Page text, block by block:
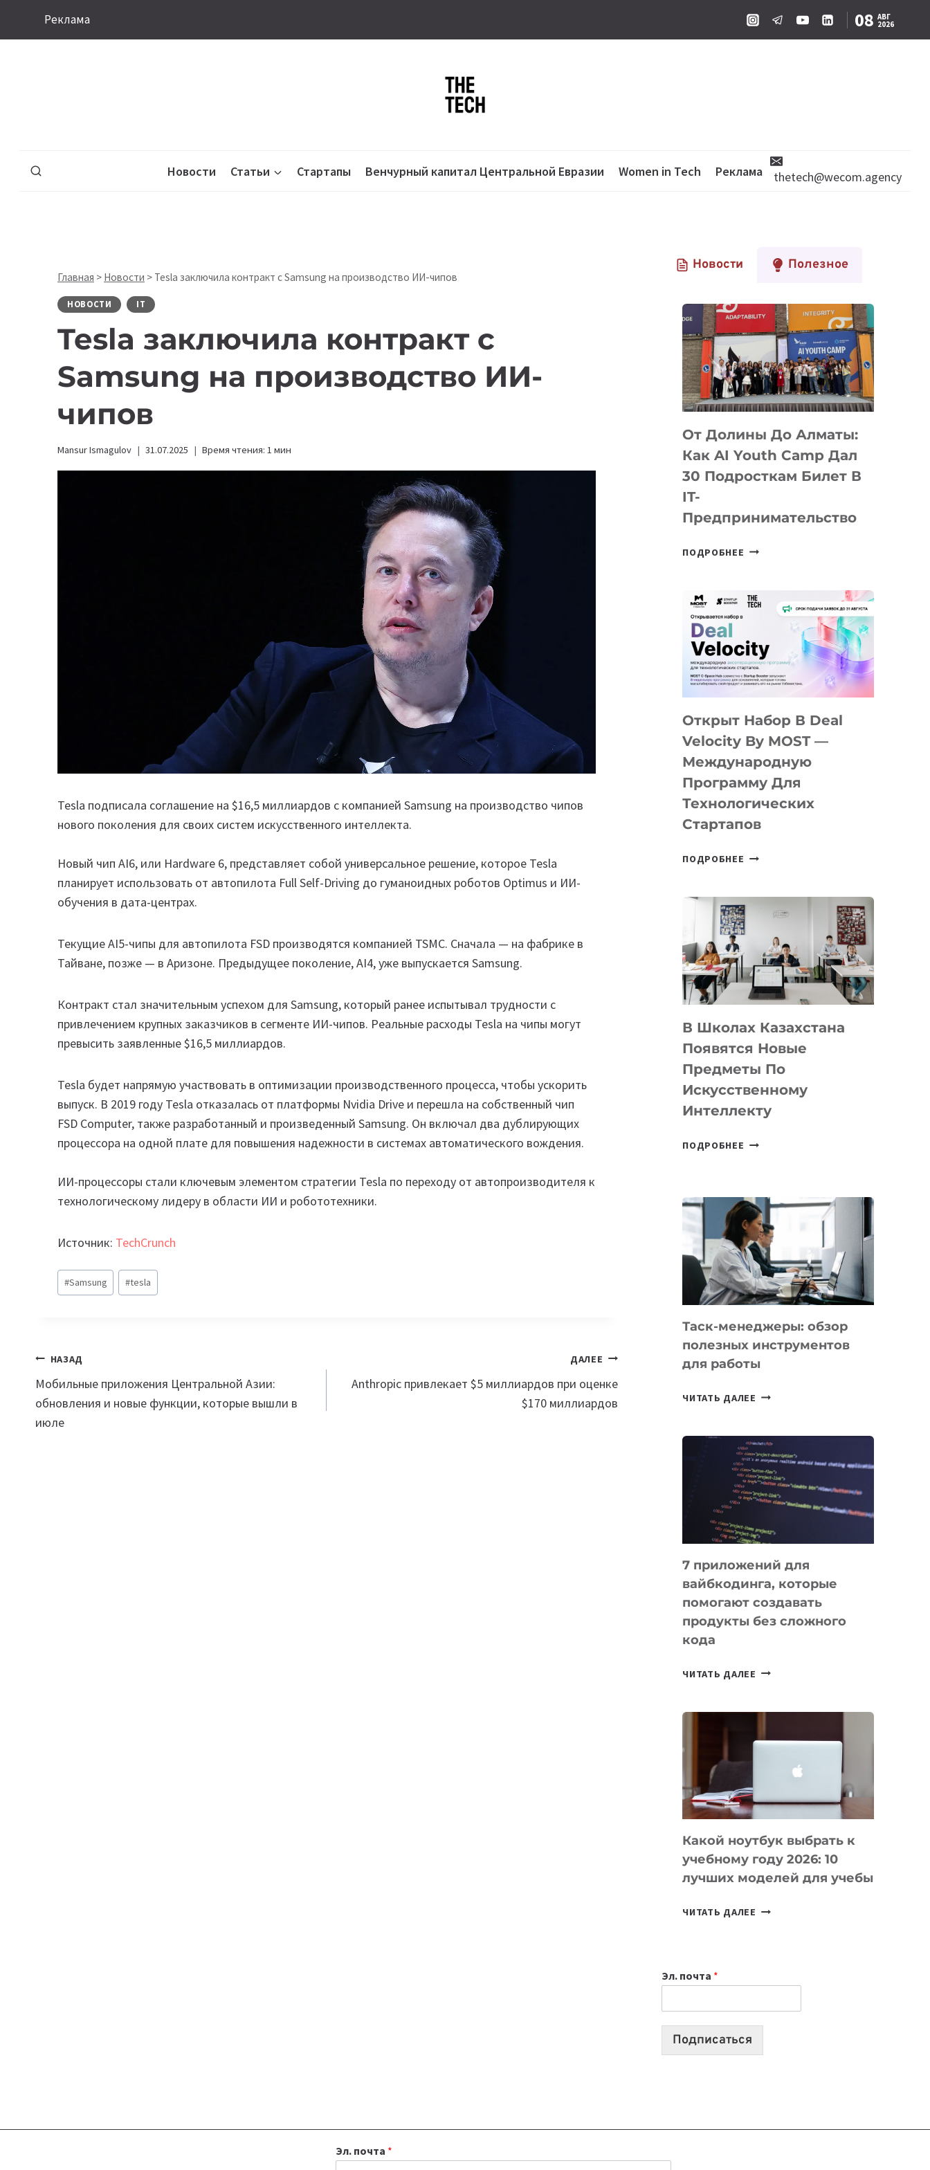
Реклама 08 АВГ
2026
Новости Статьи Стартапы Венчурный капитал Центральной Евразии Women in Tech Реклама thetech@wecom.agency
Главная > Новости > Tesla заключила контракт с Samsung на производство ИИ-чипов
НОВОСТИ IT
Tesla заключила контракт с
Samsung на производство ИИ-
чипов
Mansur Ismagulov 31.07.2025 Время чтения: 1 мин
Tesla подписала соглашение на $16,5 миллиардов с компанией Samsung на производство чипов
нового поколения для своих систем искусственного интеллекта.
Новый чип AI6, или Hardware 6, представляет собой универсальное решение, которое Tesla
планирует использовать от автопилота Full Self-Driving до гуманоидных роботов Optimus и ИИ-
обучения в дата-центрах.
Текущие AI5-чипы для автопилота FSD производятся компанией TSMC. Сначала — на фабрике в
Тайване, позже — в Аризоне. Предыдущее поколение, AI4, уже выпускается Samsung.
Контракт стал значительным успехом для Samsung, который ранее испытывал трудности с
привлечением крупных заказчиков в сегменте ИИ-чипов. Реальные расходы Tesla на чипы могут
превысить заявленные $16,5 миллиардов.
Tesla будет напрямую участвовать в оптимизации производственного процесса, чтобы ускорить
выпуск. В 2019 году Tesla отказалась от платформы Nvidia Drive и перешла на собственный чип
FSD Computer, также разработанный и произведенный Samsung. Он включал два дублирующих
процессора на одной плате для повышения надежности в системах автоматического вождения.
ИИ-процессоры стали ключевым элементом стратегии Tesla по переходу от автопроизводителя к
технологическому лидеру в области ИИ и робототехники.
Источник: TechCrunch
Метки
записи:
#Samsung #tesla
Навигация
по
записям
НАЗАД
Мобильные приложения Центральной Азии:
обновления и новые функции, которые вышли в
июле
ДАЛЕЕ
Anthropic привлекает $5 миллиардов при оценке
$170 миллиардов
Новости Полезное
От Долины До Алматы:
Как AI Youth Camp Дал
30 Подросткам Билет В
IT-
Предпринимательство
ПОДРОБНЕЕ ОТ
АЛМАТЫ:
YOUTH
CAMP
ДАЛ
ПОДРОСТКАМ
БИЛЕТ
IT-
ПРЕДПРИНИМАТЕЛЬСТВО
Открыт Набор В Deal
Velocity By MOST —
Международную
Программу Для
Технологических
Стартапов
ПОДРОБНЕЕ ОТКРЫТ
DEAL
VELOCITY
MOST
—
МЕЖДУНАРОДНУЮ
ДЛЯ
ТЕХНОЛОГИЧЕСКИХ
СТАРТАПОВ
В Школах Казахстана
Появятся Новые
Предметы По
Искусственному
Интеллекту
ПОДРОБНЕЕ
НОВЫЕ
ПРЕДМЕТЫ
ПО
ИСКУССТВЕННОМУ
ИНТЕЛЛЕКТУ
Таск-менеджеры: обзор
полезных инструментов
для работы
ЧИТАТЬ ДАЛЕЕ ТАСК-
ПОЛЕЗНЫХ
ИНСТРУМЕНТОВ
ДЛЯ
РАБОТЫ
7 приложений для
вайбкодинга, которые
помогают создавать
продукты без сложного
кода
ЧИТАТЬ ДАЛЕЕ
КОТОРЫЕ
СОЗДАВАТЬ
БЕЗ
КОДА
Какой ноутбук выбрать к
учебному году 2026: 10
лучших моделей для учебы
ЧИТАТЬ ДАЛЕЕ КАКОЙ
2026:
10
Эл. почта *
Подписаться
Эл. почта *